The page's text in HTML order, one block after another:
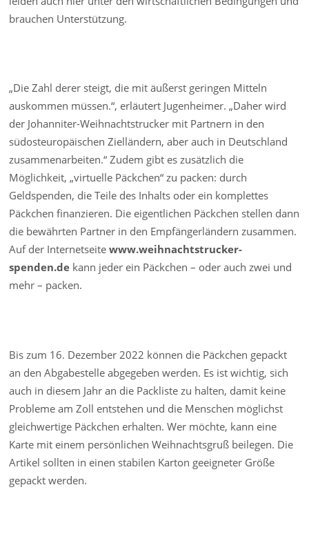
brauchen Unterstützung.
„Die Zahl derer steigt, die mit äußerst geringen Mitteln
auskommen müssen.“, erläutert Jugenheimer. „Daher wird
der Johanniter-Weihnachtstrucker mit Partnern in den
südosteuropäischen Zielländern, aber auch in Deutschland
zusammenarbeiten.“ Zudem gibt es zusätzlich die
Möglichkeit, „virtuelle Päckchen“ zu packen: durch
Geldspenden, die Teile des Inhalts oder ein komplettes
Päckchen finanzieren. Die eigentlichen Päckchen stellen dann
die bewährten Partner in den Empfängerländern zusammen.
Auf der Internetseitewww.weihnachtstrucker-
spenden.de kann jeder ein Päckchen – oder auch zwei und
mehr – packen.
Bis zum 16. Dezember 2022 können die Päckchen gepackt
an den Abgabestelle abgegeben werden. Es ist wichtig, sich
auch in diesem Jahr an die Packliste zu halten, damit keine
Probleme am Zoll entstehen und die Menschen möglichst
gleichwertige Päckchen erhalten. Wer möchte, kann eine
Karte mit einem persönlichen Weihnachtsgruß beilegen. Die
Artikel sollten in einen stabilen Karton geeigneter Größe
gepackt werden.